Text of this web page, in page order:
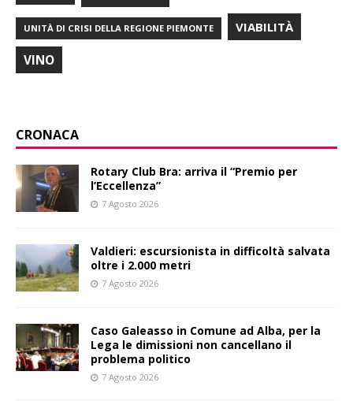
UNITÀ DI CRISI DELLA REGIONE PIEMONTE VIABILITÀ
VINO
CRONACA
Rotary Club Bra: arriva il “Premio per
l’Eccellenza”
7 Agosto 2026
Valdieri: escursionista in difficoltà salvata
oltre i 2.000 metri
7 Agosto 2026
Caso Galeasso in Comune ad Alba, per la
Lega le dimissioni non cancellano il
problema politico
7 Agosto 2026